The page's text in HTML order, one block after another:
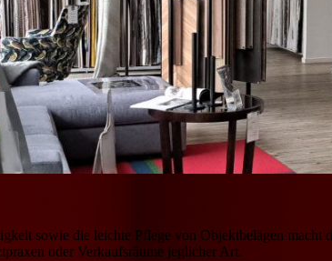
sowie die leichte Pflege von Objektbelägen macht
oder Verkaufsräume jeglicher Art.